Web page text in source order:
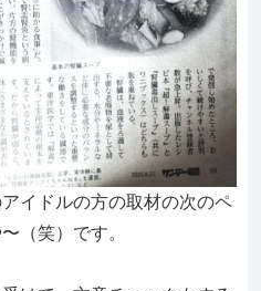
イドルの方の取材の次のペ
（笑）です。